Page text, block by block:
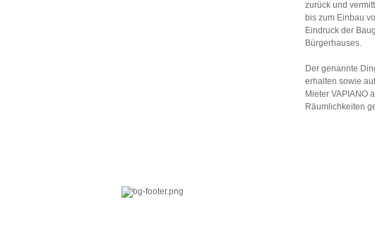
zurück und
bis zum Einbau
Eindruck der
Bürgerhauses.
Der genannte
erhalten sowie
Mieter VAPIANO
Räumlichkeiten